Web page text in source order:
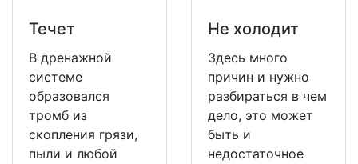
Течет
В дренажной
системе
образовался
тромб из
скопления грязи,
пыли и любой
Не холодит
Здесь много
причин и нужно
разбираться в чем
дело, это может
быть и
недостаточное